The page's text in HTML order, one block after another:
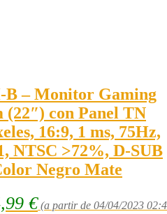
– Monitor Gaming
(22″) con Panel TN
16:9, 1 ms, 75Hz,
NTSC >72%, D-SUB
Negro Mate
€ (a partir de 04/04/2023